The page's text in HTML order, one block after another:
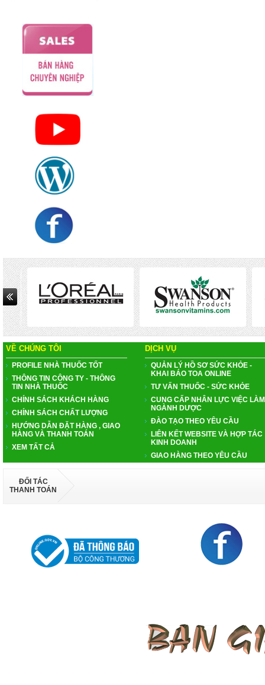
VỀ CHÚNG TÔI
PROFILE NHÀ THUỐC TỐT
THÔNG TIN CÔNG TY - THÔNG
TIN NHÀ THUỐC
CHÍNH SÁCH KHÁCH HÀNG
CHÍNH SÁCH CHẤT LƯỢNG
HƯỚNG DẪN ĐẶT HÀNG , GIAO
HÀNG VÀ THANH TOÁN
XEM TẤT CẢ
DỊCH VỤ
QUẢN LÝ HỒ SƠ SỨC KHỎE -
KHAI BÁO TOA ONLINE
TƯ VẤN THUỐC - SỨC KHỎE
CUNG CẤP NHÂN LỰC VIỆC LÀM
NGÀNH DƯỢC
ĐÀO TẠO THEO YÊU CẦU
LIÊN KẾT WEBSITE VÀ HỢP TÁC
KINH DOANH
GIAO HÀNG THEO YÊU CẦU
ĐỐI TÁC
THANH TOÁN